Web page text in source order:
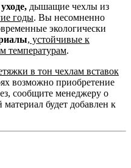
дышащие чехлы из
годы. Вы несомненно
экологически
, устойчивые к
температурам.
в тон чехлам вставок
возможно приобретение
сообщите менеджеру о
будет добавлен к